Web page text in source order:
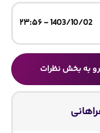
1403/10/02 - ۲۳:۵۶
به بخش نظرات